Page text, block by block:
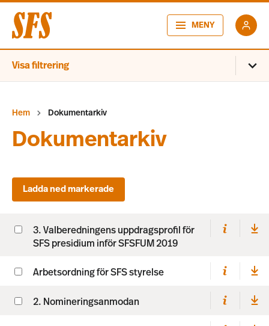
MENY
Visa filtrering
Hem Dokumentarkiv
Dokumentarkiv
3. Valberedningens uppdragsprofil för
SFS presidium inför SFSFUM 2019
Arbetsordning för SFS styrelse
2. Nomineringsanmodan